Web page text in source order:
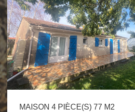
MAISON 4 PIÈCE(S) 77 M2